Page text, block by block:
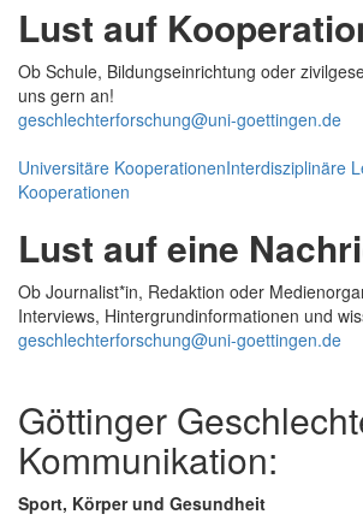
Lust auf
Ob Schule, Bildungseinrichtung oder
uns gern an!
geschlechterforschung@uni-goettingen.de
Universitäre KooperationenInterdisziplinäre
Kooperationen
Lust auf eine
Ob Journalist*in, Redaktion oder
Interviews, Hintergrundinformationen und
geschlechterforschung@uni-goettingen.de
Göttinger
Kommunikation:
Sport, Körper und Gesundheit